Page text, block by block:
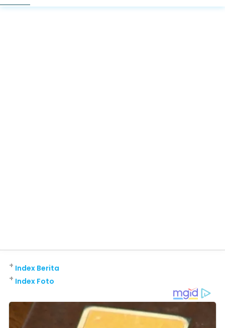
Index Berita
+
Index Foto
+